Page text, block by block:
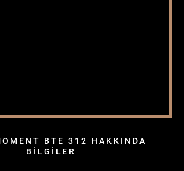
BTE 312 HAKKINDA
BİLGİLER